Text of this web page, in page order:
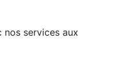
services aux